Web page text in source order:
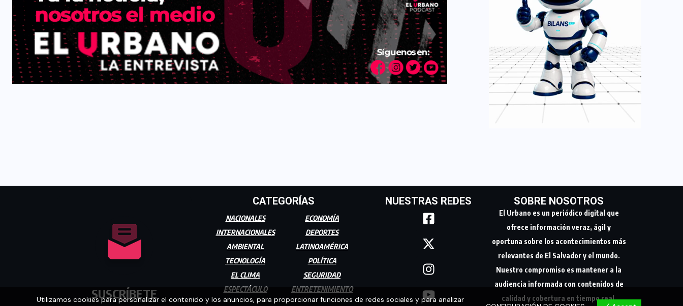
SUSCRÍBETE
CATEGORÍAS
NACIONALES
INTERNACIONALES
AMBIENTAL
TECNOLOGÍA
EL CLIMA
ESPECTÁCULO
ECONOMÍA
DEPORTES
LATINOAMÉRICA
POLÍTICA
SEGURIDAD
ENTRETENIMIENTO
NUESTRAS REDES SOBRE NOSOTROS
El Urbano es un periódico digital que
ofrece información veraz, ágil y
oportuna sobre los acontecimientos más
relevantes de El Salvador y el mundo.
Nuestro compromiso es mantener a la
audiencia informada con contenidos de
calidad y cobertura en tiempo real.
Utilizamos cookies para personalizar el contenido y los anuncios, para proporcionar funciones de redes sociales y para analizar